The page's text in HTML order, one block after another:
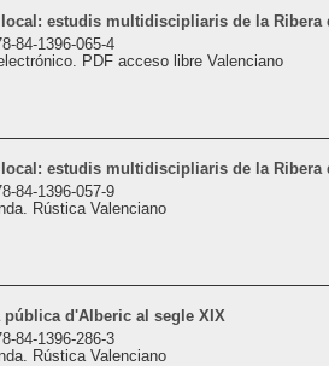
local: estudis multidiscipliaris de la Ribera
84-1396-065-4
PDF acceso libre Valenciano
local: estudis multidiscipliaris de la Ribera
84-1396-057-9
Rústica Valenciano
pública d'Alberic al segle XIX
84-1396-286-3
Rústica Valenciano